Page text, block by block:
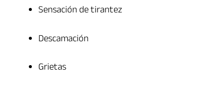
Sensación de tirantez
Descamación
Grietas